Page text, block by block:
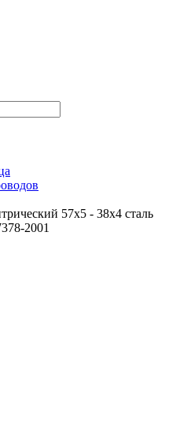
57х5 - 38х4 сталь
2001